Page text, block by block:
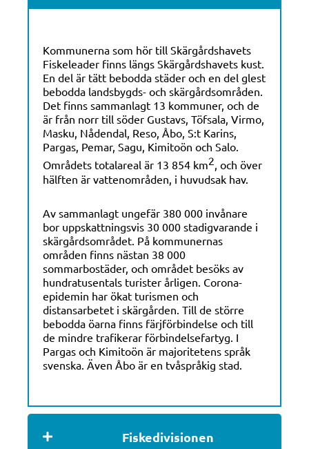
Kommunerna som hör till Skärgårdshavets
Fiskeleader finns längs Skärgårdshavets kust.
En del är tätt bebodda städer och en del glest
bebodda landsbygds- och skärgårdsområden.
Det finns sammanlagt 13 kommuner, och de
är från norr till söder Gustavs, Töfsala, Virmo,
Masku, Nådendal, Reso, Åbo, S:t Karins,
Pargas, Pemar, Sagu, Kimitoön och Salo.
Områdets totalareal är 13 854 km2, och över
hälften är vattenområden, i huvudsak hav.
Av sammanlagt ungefär 380 000 invånare
bor uppskattningsvis 30 000 stadigvarande i
skärgårdsområdet. På kommunernas
områden finns nästan 38 000
sommarbostäder, och området besöks av
hundratusentals turister årligen. Corona-
epidemin har ökat turismen och
distansarbetet i skärgården. Till de större
bebodda öarna finns färjförbindelse och till
de mindre trafikerar förbindelsefartyg. I
Pargas och Kimitoön är majoritetens språk
svenska. Även Åbo är en tvåspråkig stad.
Fiskedivisionen